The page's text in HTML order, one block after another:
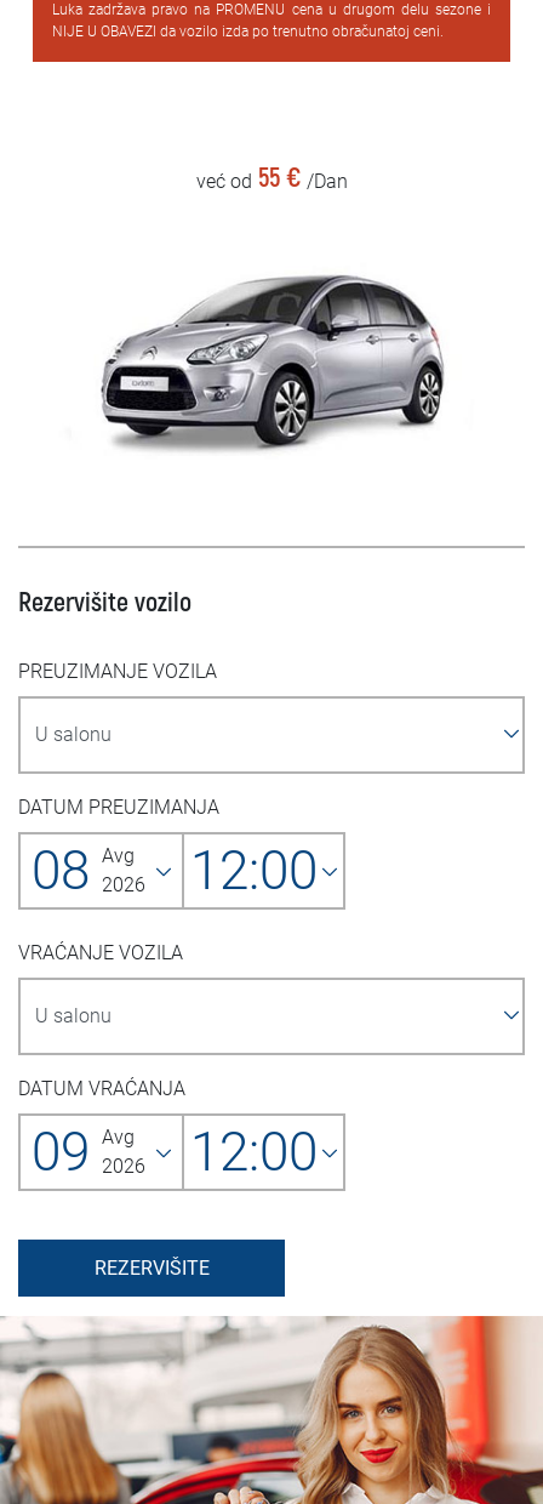
Luka zadržava pravo na PROMENU cena u drugom delu sezone i
NIJE U OBAVEZI da vozilo izda po trenutno obračunatoj ceni.
već od 55 € /Dan
Rezervišite vozilo
PREUZIMANJE VOZILA
DATUM PREUZIMANJA
08 Avg
2026
12:00
VRAĆANJE VOZILA
DATUM VRAĆANJA
09
Avg
2026
12:00
REZERVIŠITE